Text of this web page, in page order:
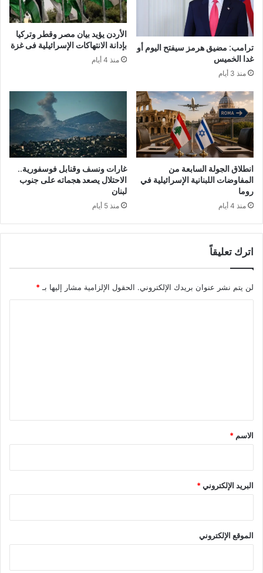
ترامب: مضيق هرمز سيفتح اليوم أو
غدا الخميس
منذ 3 أيام
الأردن يؤيد بيان مصر وقطر وتركيا
بإدانة الانتهاكات الإسرائيلية فى غزة
منذ 4 أيام
انطلاق الجولة السابعة من
المفاوضات اللبنانية الإسرائيلية في
روما
منذ 4 أيام
غارات ونسف وقنابل فوسفورية..
الاحتلال يصعد هجماته على جنوب
لبنان
منذ 5 أيام
اترك تعليقاً
لن يتم نشر عنوان بريدك الإلكتروني. الحقول الإلزامية مشار إليها بـ *
*
الاسم *
البريد الإلكتروني*
الموقع الإلكتروني